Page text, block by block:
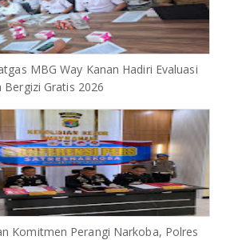
MBG Way Kanan Hadiri Evaluasi
Gratis 2026
Komitmen Perangi Narkoba, Polres